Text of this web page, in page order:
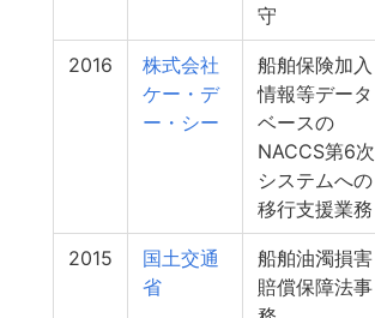
守
2016
株式会社
ケー・デ
ー・シー
船舶保険加入
情報等データ
ベースの
NACCS第6次
システムへの
移行支援業務
2015
国土交通
省
船舶油濁損害
賠償保障法事